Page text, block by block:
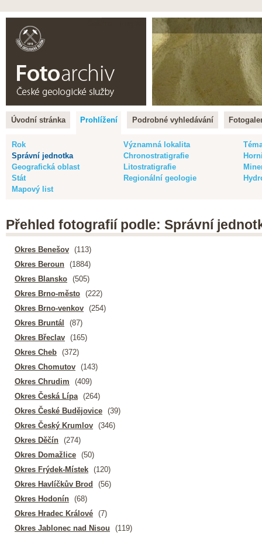
Úvodní stránka Prohlížení Podrobné vyhledávání
Rok Významná lokalita
Správní jednotka
Chronostratigrafie
Geografická oblast
Litostratigrafie
Stát
Regionální geologie
Mapový list
Přehled fotografií podle: Správní
Okres Benešov (113)
Okres Beroun (1884)
Okres Blansko (505)
Okres Brno-město (222)
Okres Brno-venkov (254)
Okres Bruntál
(87)
Okres Břeclav (165)
Okres Cheb (372)
Okres Chomutov (143)
Okres Chrudim
(409)
Okres Česká Lípa (264)
Okres České Budějovice (39)
Okres Český Krumlov (346)
Okres Děčín (274)
Okres Domažlice (50)
Okres Frýdek-Místek (120)
Okres Havlíčkův Brod
(56)
Okres Hodonín (68)
Okres Hradec Králové (7)
Okres Jablonec nad Nisou
(119)